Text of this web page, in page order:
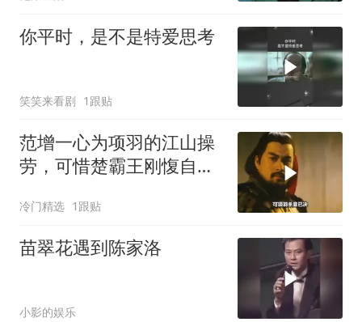
你平时，是不是特爱思考
笑笑来看剧 1跟贴
范增一心为项羽的江山操
劳，可惜楚霸王刚愎自
冷门精选 1跟贴
苗翠花遇到陈家洛
小影的娱乐